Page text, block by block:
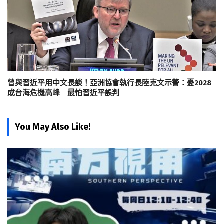
曾與習近平用中文長談！亞洲協會執行長陸克文示警：憂2028
成台海危機高峰 最怕習近平誤判
You May Also Like!